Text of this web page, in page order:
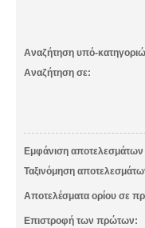
Αναζήτηση υπό-
Αναζήτηση σε:
Εμφάνιση
Ταξινόμηση
Αποτελέσματα ορίου σε
Επιστροφή των πρώτων: